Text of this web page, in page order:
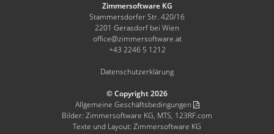
Zimmersoftware KG
Stammersdorfer Str. 420/16
2201 Gerasdorf bei Wien
office@zimmersoftware.at
+43 2246 5 1212
Datenschutzerklärung
© Copyright 2026
Allgemeine Geschäftsbedingungen
Bilder: Zimmersoftware KG, MTS, 123RF.com
Texte und Layout: Zimmersoftware KG